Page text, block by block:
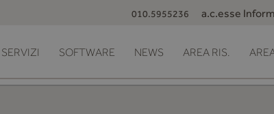
010.5955236 a.c.esse
SERVIZI SOFTWARE NEWS AREA RIS.